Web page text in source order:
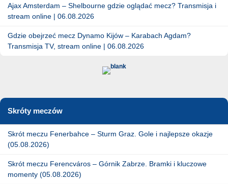
Ajax Amsterdam – Shelbourne gdzie oglądać mecz? Transmisja i
stream online | 06.08.2026
Gdzie obejrzeć mecz Dynamo Kijów – Karabach Agdam?
Transmisja TV, stream online | 06.08.2026
Skróty meczów
Skrót meczu Fenerbahce – Sturm Graz. Gole i najlepsze okazje
(05.08.2026)
Skrót meczu Ferencváros – Górnik Zabrze. Bramki i kluczowe
momenty (05.08.2026)